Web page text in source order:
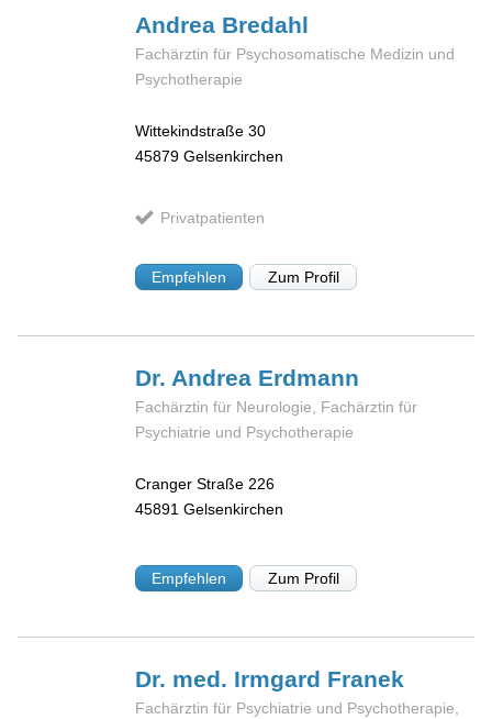
Andrea Bredahl
Fachärztin für Psychosomatische Medizin und
Psychotherapie
Wittekindstraße 30
45879 Gelsenkirchen
Privatpatienten
Empfehlen Zum Profil
Dr. Andrea Erdmann
Fachärztin für Neurologie, Fachärztin für
Psychiatrie und Psychotherapie
Cranger Straße 226
45891 Gelsenkirchen
Empfehlen Zum Profil
Dr. med. Irmgard Franek
Fachärztin für Psychiatrie und Psychotherapie,